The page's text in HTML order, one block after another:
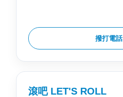
撥打電話
滾吧 LET'S ROLL